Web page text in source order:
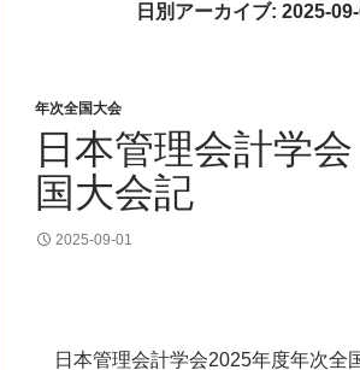
日別アーカイブ: 2025-
年次全国大会
日本管理会計学
国大会記
2025-09-01
日本管理会計学会2025年度年次全